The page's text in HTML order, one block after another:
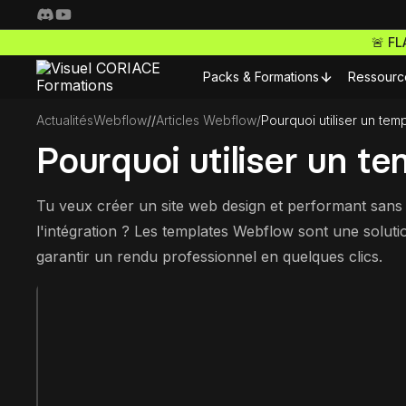
🚨
Packs & Formations
Nos packs complets
Freelance Pro
Accède à toutes nos
ta carrière de
Pour
ActualitésWebflow//Articles Webflow/Pourquoi utiliser un
Pourquoi utiliser un
Tu veux créer un site web design et performant
l'intégration ? Les templates Webflow sont une
garantir un rendu professionnel en quelques clics.